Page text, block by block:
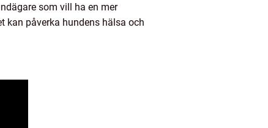
som vill ha en mer
kan påverka hundens hälsa och